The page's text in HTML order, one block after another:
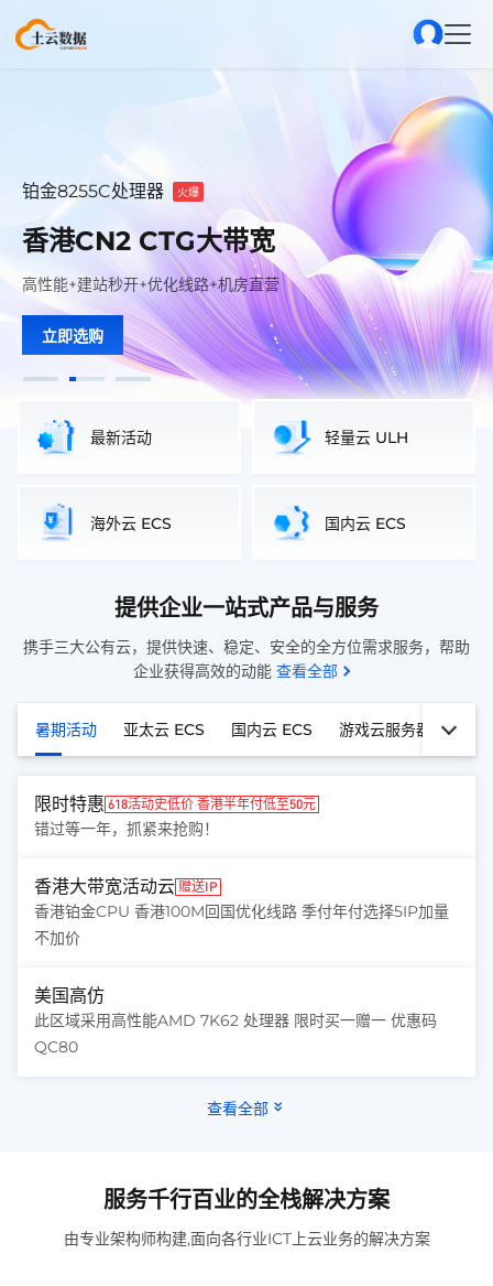
火爆
美国精品网 顶级线路
电信CN2+联通AS9929+移动CMIN2+三网极致速度体验.
立即选购
稳定至上-云启未来
土云
云端世界 简单而精彩
满足多种业务场景，高性价比一站式上云
铂金8255C处理器 火爆
香港CN2 CTG大带宽
高性能+建站秒开+优化线路+机房直营
立即选购
火爆
美国精品网 顶级线路
电信CN2+联通AS9929+移动CMIN2+三网极致速度体验.
立即选购
稳定至上-云启未来
土云
云端世界 简单而精彩
满足多种业务场景，高性价比一站式上云
最新活动 轻量云 ULH
海外云 ECS 国内云 ECS
提供企业一站式产品与服务
携手三大公有云，提供快速、稳定、安全的全方位需求服务，帮助
企业获得高效的动能 查看全部
暑期活动 亚太云 ECS 国内云 ECS 游戏云服务器 GCS
限时特惠 618活动史低价 香港半年付低至50元
错过等一年，抓紧来抢购！
香港大带宽活动云 赠送IP
香港铂金CPU 香港100M回国优化线路 季付年付选择5IP加量
不加价
美国高仿
此区域采用高性能AMD 7K62 处理器 限时买一赠一 优惠码
QC80
查看全部
服务千行百业的全栈解决方案
由专业架构师构建,面向各行业ICT上云业务的解决方案